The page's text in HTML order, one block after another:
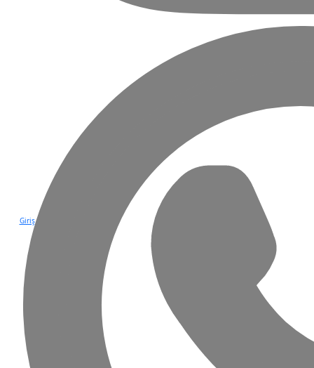
Giriş